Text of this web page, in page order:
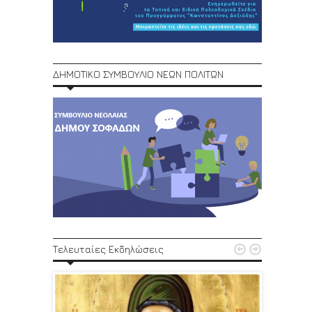
ΔΗΜΟΤΙΚΟ ΣΥΜΒΟΥΛΙΟ ΝΕΩΝ ΠΟΛΙΤΩΝ
Τελευταίες Εκδηλώσεις  